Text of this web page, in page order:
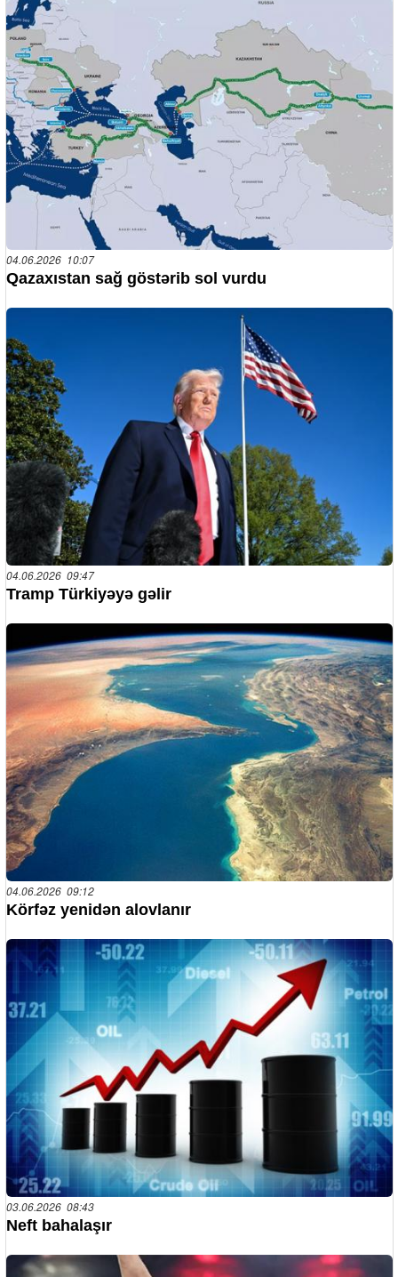
04.06.2026 10:07
Qazaxıstan sağ göstərib sol vurdu
04.06.2026 09:47
Tramp Türkiyəyə gəlir
04.06.2026 09:12
Körfəz yenidən alovlanır
03.06.2026 08:43
Neft bahalaşır